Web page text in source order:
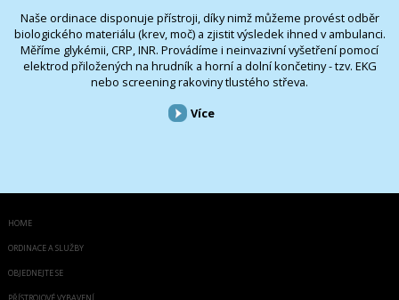
Naše ordinace disponuje přístroji, díky nimž můžeme provést odběr
biologického materiálu (krev, moč) a zjistit výsledek ihned v ambulanci.
Měříme glykémii, CRP, INR. Provádíme i neinvazivní vyšetření pomocí
elektrod přiložených na hrudník a horní a dolní končetiny - tzv. EKG
nebo screening rakoviny tlustého střeva.
Více
HOME
ORDINACE A SLUŽBY
OBJEDNEJTE SE
PŘÍSTROJOVÉ VYBAVENÍ